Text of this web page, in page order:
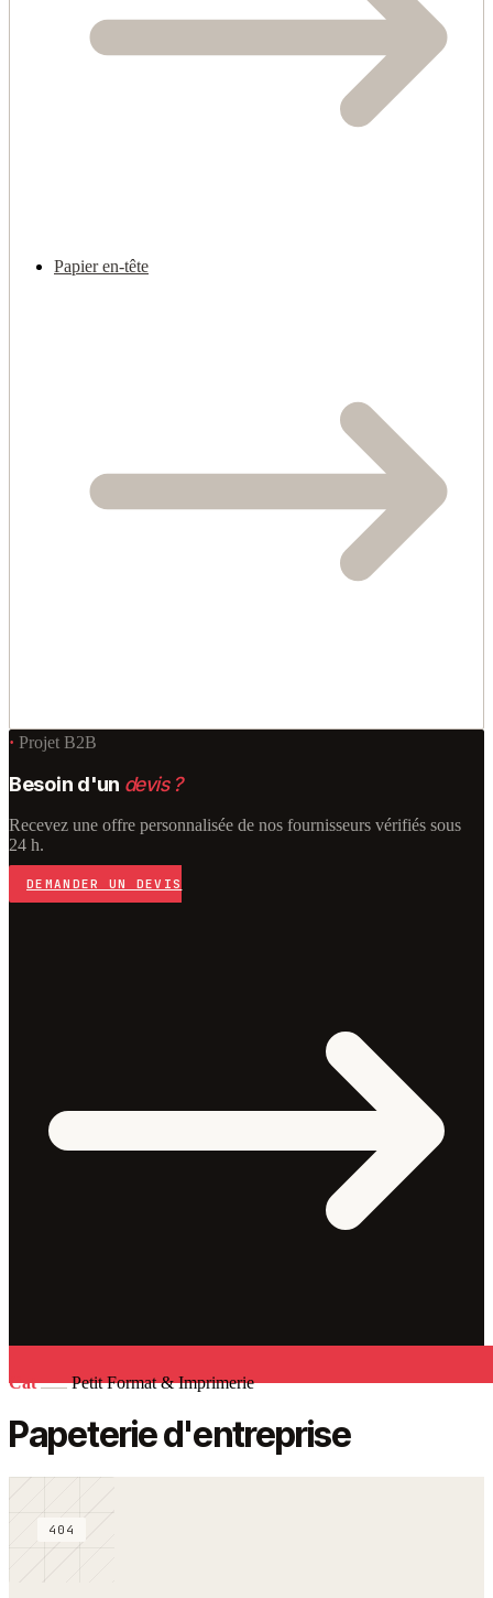
Papier en-tête
· Projet B2B
Besoin d'un devis ?
Recevez une offre personnalisée de nos fournisseurs vérifiés sous
24 h.
DEMANDER UN DEVIS
Cat Petit Format & Imprimerie
Papeterie d'entreprise
404